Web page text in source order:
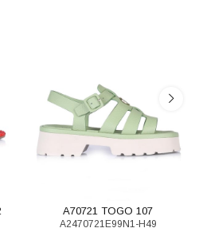
A70721 TOGO 107
A2470721E99N1-H49